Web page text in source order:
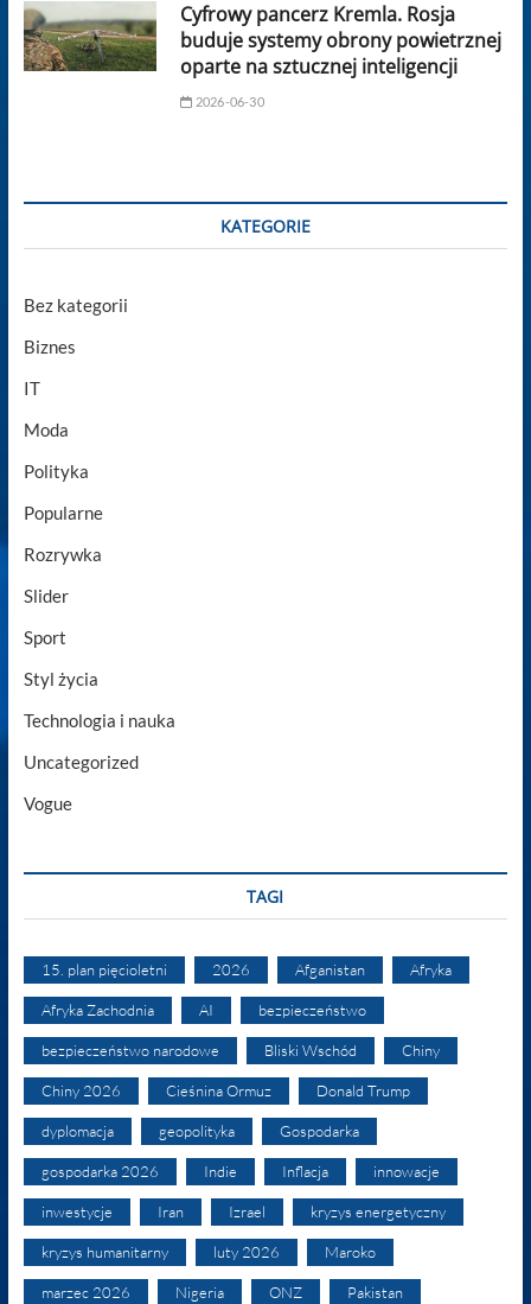
Cyfrowy pancerz Kremla. Rosja
buduje systemy obrony powietrznej
oparte na sztucznej inteligencji
2026-06-30
KATEGORIE
Bez kategorii
Biznes
IT
Moda
Polityka
Popularne
Rozrywka
Slider
Sport
Styl życia
Technologia i nauka
Uncategorized
Vogue
TAGI
15. plan pięcioletni 2026 Afganistan Afryka
Afryka Zachodnia AI bezpieczeństwo
bezpieczeństwo narodowe Bliski Wschód Chiny
Chiny 2026 Cieśnina Ormuz Donald Trump
dyplomacja geopolityka Gospodarka
gospodarka 2026 Indie Inflacja innowacje
inwestycje Iran Izrael kryzys energetyczny
kryzys humanitarny luty 2026 Maroko
marzec 2026 Nigeria ONZ Pakistan